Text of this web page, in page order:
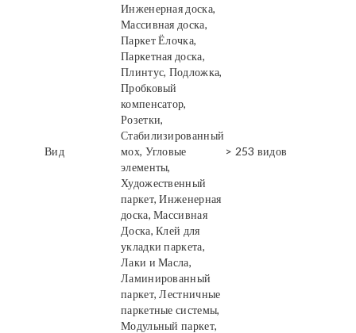
Вид
Инженерная доска,
Массивная доска,
Паркет Ёлочка,
Паркетная доска,
Плинтус, Подложка,
Пробковый
компенсатор,
Розетки,
Стабилизированный
мох, Угловые
элементы,
Художественный
паркет, Инженерная
доска, Массивная
Доска, Клей для
укладки паркета,
Лаки и Масла,
Ламинированный
паркет, Лестничные
паркетные системы,
Модульный паркет,
> 253 видов